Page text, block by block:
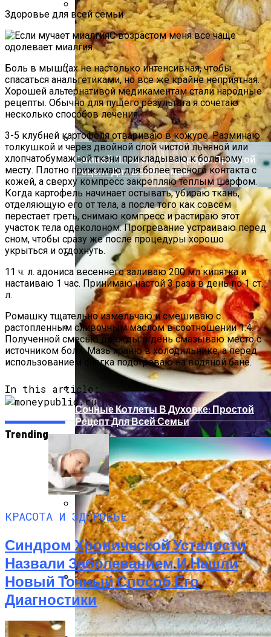
Деревянные Этажерки И Стеллажи Для
Удобного Хранения
Деревянные Панно И Настенные
Украшения Для Вашего Интерьера
Создание Декоративных Вставок С
Контрастными Цветами
Нарушения Менструального Цикла:
Причины И Решения Для Женского
Здоровья
Пять Правил Здоровья: Как Уберечь
Семью От Меланомы
Народные Средства От Бессонницы
Свиной Плов На Сковороде: Простой
Рецепт Для Всей Семьи
Сочные Котлеты В Духовке: Простой
Рецепт Для Всей Семьи
Здоровье для всей семьи
С возрастом меня все чаще
одолевает миалгия.
Боль в мышцах не настолько интенсивная, чтобы
спасаться анальгетиками, но все же крайне неприятная.
Хорошей альтернативой медикаментам стали народные
рецепты. Обычно для пущего результата я сочетаю
несколько способов лечения.
3-5 клубней картофеля отвариваю в кожуре. Разминаю
толкушкой и через двойной слой чистой льняной или
хлопчатобумажной ткани прикладываю к больному
месту. Плотно прижимаю для более тесного контакта с
кожей, а сверху компресс закрепляю теплым шарфом.
Когда картофель начинает остывать, убираю ткань,
отделяющую его от тела, а после того как совсем
перестает греть, снимаю компресс и растираю этот
участок тела одеколоном. Прогревание устраиваю перед
сном, чтобы сразу же после процедуры хорошо
укрыться и отдохнуть.
11 ч. л. адониса весеннего заливаю 200 мл кипятка и
настаиваю 1 час. Принимаю настой 3 раза в день по 1 ст.
л.
Ромашку тщательно измельчаю и смешиваю с
растопленным сливочным маслом в соотношении 1:4.
Полученной смесью дважды в день смазываю место с
источником боли. Мазь храню в холодильнике, а перед
использованием слегка подогреваю на водяной бане.
In this article:
Trending
КРАСОТА И ЗДОРОВЬЕ
Синдром Хронической Усталости
Назвали Заболеванием И Нашли
Новый Точный Способ Его
Диагностики